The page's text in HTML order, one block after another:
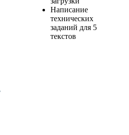
Написание
технических
заданий для 5
текстов